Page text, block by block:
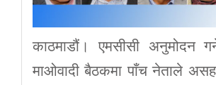
काठमाडौं। एमसीसी अनुमोदन
माओवादी बैठकमा पाँच नेताले